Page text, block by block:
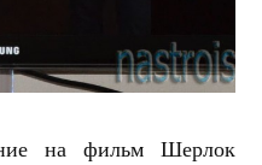
на фильм Шерлок